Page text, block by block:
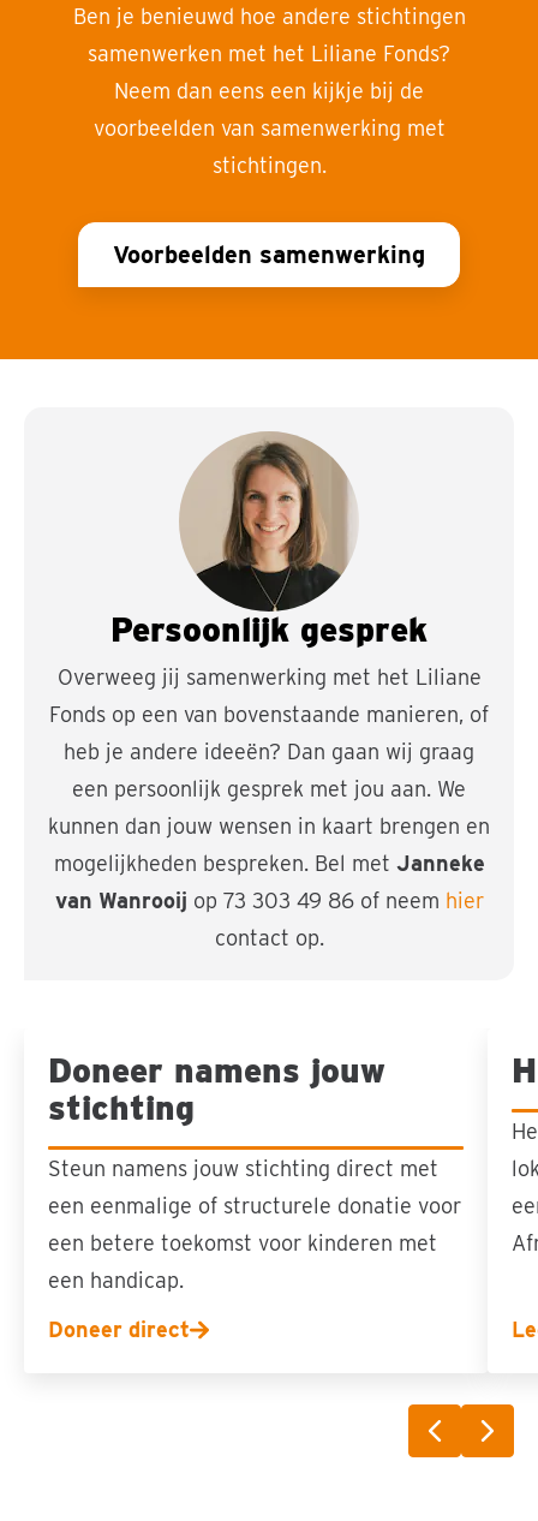
Ben je benieuwd hoe andere stichtingen
samenwerken met het Liliane Fonds?
Neem dan eens een kijkje bij de
voorbeelden van samenwerking met
stichtingen.
Voorbeelden samenwerking
Persoonlijk gesprek
Overweeg jij samenwerking met het Liliane
Fonds op een van bovenstaande manieren, of
heb je andere ideeën? Dan gaan wij graag
een persoonlijk gesprek met jou aan. We
kunnen dan jouw wensen in kaart brengen en
mogelijkheden bespreken. Bel met Janneke
van Wanrooij op 73 303 49 86 of neem hier
contact op.
Sla carousel over
Doneer namens jouw
stichting
Steun namens jouw stichting direct met
een eenmalige of structurele donatie voor
een betere toekomst voor kinderen met
een handicap.
Doneer direct
Vorige